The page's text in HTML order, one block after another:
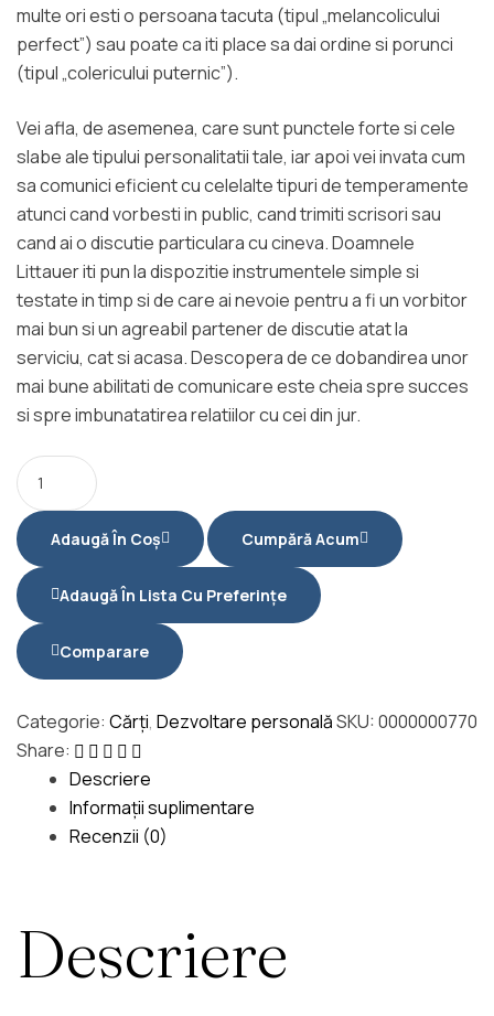
multe ori esti o persoana tacuta (tipul „melancolicului
perfect”) sau poate ca iti place sa dai ordine si porunci
(tipul „colericului puternic”).
Vei afla, de asemenea, care sunt punctele forte si cele
slabe ale tipului personalitatii tale, iar apoi vei invata cum
sa comunici eficient cu celelalte tipuri de temperamente
atunci cand vorbesti in public, cand trimiti scrisori sau
cand ai o discutie particulara cu cineva. Doamnele
Littauer iti pun la dispozitie instrumentele simple si
testate in timp si de care ai nevoie pentru a fi un vorbitor
mai bun si un agreabil partener de discutie atat la
serviciu, cat si acasa. Descopera de ce dobandirea unor
mai bune abilitati de comunicare este cheia spre succes
si spre imbunatatirea relatiilor cu cei din jur.
Adaugă În Coș Cumpără Acum
Adaugă În Lista Cu Preferințe
Comparare
Categorie: Cărți, Dezvoltare personalăSKU:0000000770
Share:
Descriere
Informații suplimentare
Recenzii (0)
Descriere